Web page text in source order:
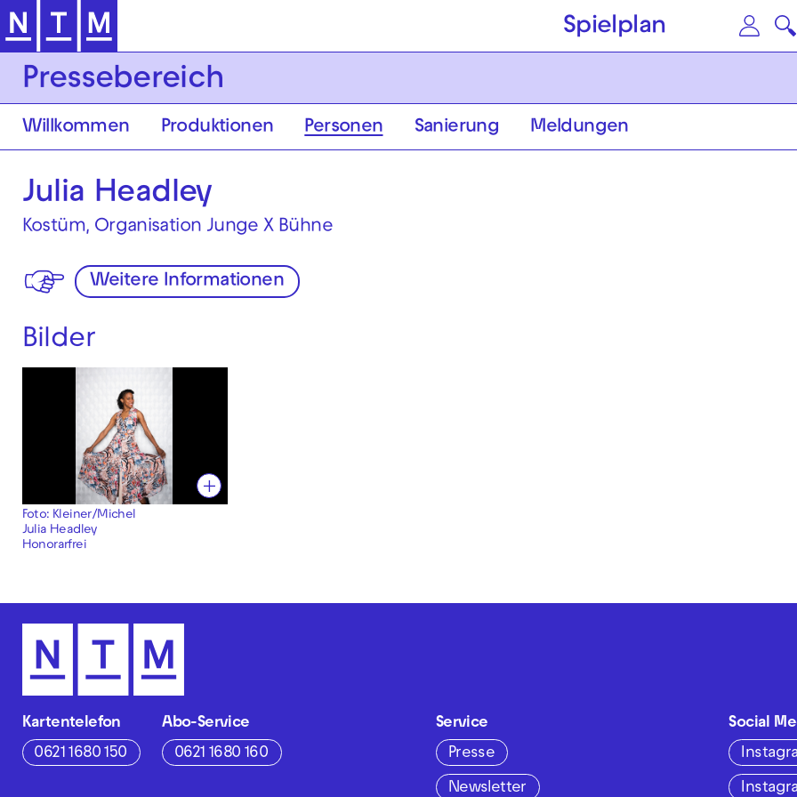
Zur Hauptnavigation springen Zum Hauptinhalt springen
Spielplan
Pressebereich
Willkommen Produktionen Personen Sanierung Meldungen
Julia Headley
Kostüm, Organisation Junge X Bühne
Weitere Informationen
Bilder
Foto: Kleiner/Michel
Julia Headley
Honorarfrei
Kartentelefon
0621 1680 150
Abo-Service
0621 1680 160
Service
Presse
Newsletter
Social